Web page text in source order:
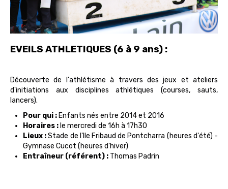
EVEILS ATHLETIQUES (6 à 9 ans) :
Découverte de l'athlétisme à travers des jeux et ateliers
d'initiations aux disciplines athlétiques (courses, sauts,
lancers).
Pour qui : Enfants nés entre 2014 et 2016
Horaires : le mercredi de 16h à 17h30
Lieux :Stade de l'Ile Fribaud de Pontcharra (heures d'été) -
Gymnase Cucot (heures d'hiver)
Entraîneur (référent) : Thomas Padrin